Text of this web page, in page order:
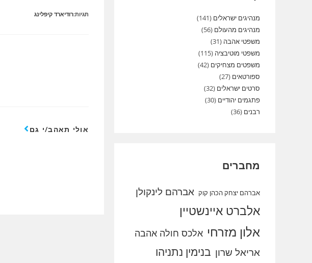
תגיות:רודיארד קיפלינג
אולי תאהב/י גם
מנהיגים ישראלים (141)
מנהיגים מהעולם (56)
משפטי אהבה (31)
משפטי מוטיבציה (115)
משפטים מצחיקים (42)
ספורטאים (27)
סרטים ישראלים (32)
פתגמים יהודיים (30)
רבנים (36)
מחברים
אברהם יצחק הכהן קוק אברהם לינקולן
אלברט איינשטיין
אלון מזרחי אלכס חולה אהבה
אריאל שרון בנימין נתניהו